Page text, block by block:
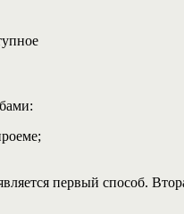
первый способ.